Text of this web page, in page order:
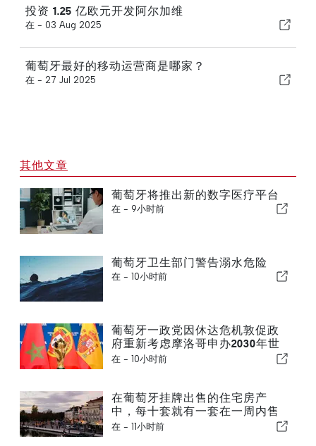
投资 1.25 亿欧元开发阿尔加维
在 - 03 Aug 2025
葡萄牙最好的移动运营商是哪家？
在 - 27 Jul 2025
其他文章
葡萄牙将推出新的数字医疗平台
在 - 9小时前
葡萄牙卫生部门警告溺水危险
在 - 10小时前
葡萄牙一政党因休达危机敦促政
府重新考虑摩洛哥申办2030年世
界杯一事
在 - 10小时前
在葡萄牙挂牌出售的住宅房产
中，每十套就有一套在一周内售
出
在 - 11小时前